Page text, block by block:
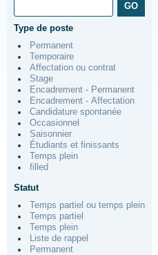
Type de poste
Permanent
Temporaire
Affectation ou contrat
Stage
Encadrement - Permanent
Encadrement - Affectation
Candidature spontanée
Occasionnel
Saisonnier
Étudiants et finissants
Temps plein
filled
Statut
Temps partiel ou temps plein
Temps partiel
Temps plein
Liste de rappel
Permanent